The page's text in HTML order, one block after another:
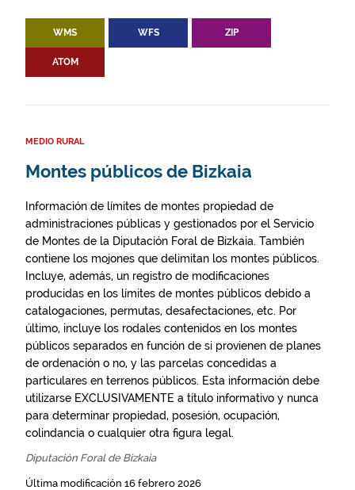
WMS WFS ZIP
ATOM
MEDIO RURAL
Montes públicos de Bizkaia
Información de límites de montes propiedad de
administraciones públicas y gestionados por el Servicio
de Montes de la Diputación Foral de Bizkaia. También
contiene los mojones que delimitan los montes públicos.
Incluye, además, un registro de modificaciones
producidas en los límites de montes públicos debido a
catalogaciones, permutas, desafectaciones, etc. Por
último, incluye los rodales contenidos en los montes
públicos separados en función de si provienen de planes
de ordenación o no, y las parcelas concedidas a
particulares en terrenos públicos. Esta información debe
utilizarse EXCLUSIVAMENTE a título informativo y nunca
para determinar propiedad, posesión, ocupación,
colindancia o cualquier otra figura legal.
Diputación Foral de Bizkaia
Última modificación 16 febrero 2026